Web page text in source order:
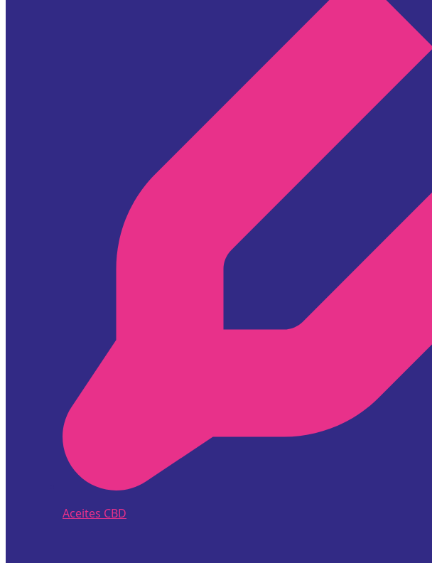
Aceites CBD